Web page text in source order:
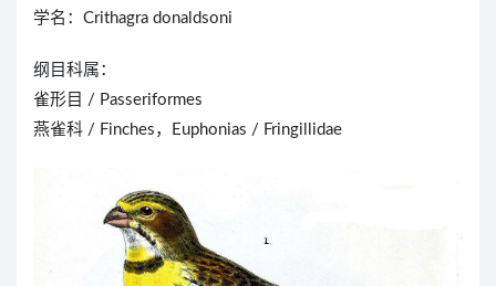
学名：Crithagra donaldsoni
纲目科属：
雀形目 / Passeriformes
燕雀科 / Finches，Euphonias / Fringillidae